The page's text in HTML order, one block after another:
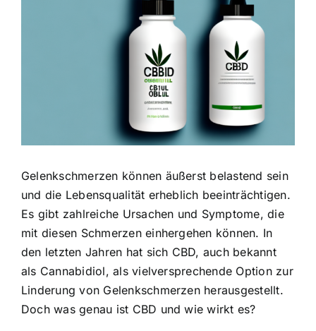
Gelenkschmerzen können äußerst belastend sein
und die Lebensqualität erheblich beeinträchtigen.
Es gibt zahlreiche Ursachen und Symptome, die
mit diesen Schmerzen einhergehen können. In
den letzten Jahren hat sich CBD, auch bekannt
als Cannabidiol, als vielversprechende Option zur
Linderung von Gelenkschmerzen herausgestellt.
Doch was genau ist CBD und wie wirkt es?